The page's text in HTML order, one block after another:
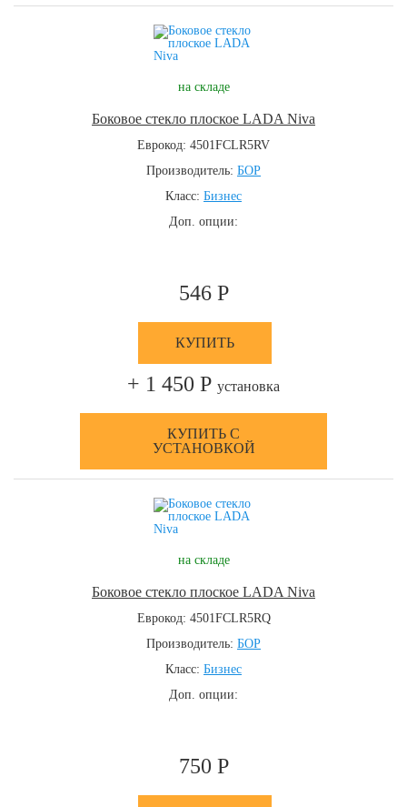
на складе
Боковое стекло плоское LADA Niva
Еврокод: 4501FCLR5RV
Производитель: БОР
Класс: Бизнес
Доп. опции:
546 Р
КУПИТЬ
+ 1 450 Р установка
КУПИТЬ С
УСТАНОВКОЙ
на складе
Боковое стекло плоское LADA Niva
Еврокод: 4501FCLR5RQ
Производитель: БОР
Класс: Бизнес
Доп. опции:
750 Р